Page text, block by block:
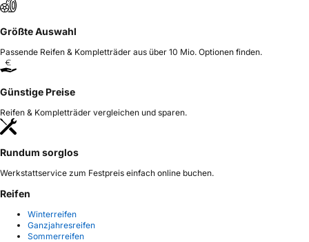
Größte Auswahl
Passende Reifen & Kompletträder aus über 10 Mio. Optionen finden.
Günstige Preise
Reifen & Kompletträder vergleichen und sparen.
Rundum sorglos
Werkstattservice zum Festpreis einfach online buchen.
Reifen
Winterreifen
Ganzjahresreifen
Sommerreifen